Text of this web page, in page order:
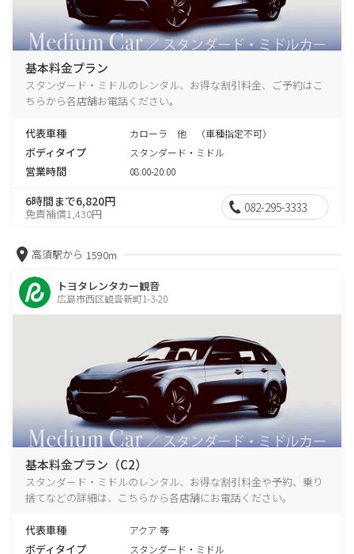
基本料金プラン
スタンダード・ミドルのレンタル、お得な割引料金、ご予約はこ
ちらから各店舗お電話ください。
代表車種 カローラ 他 （車種指定不可）
ボディタイプ スタンダード・ミドル
営業時間 08:00-20:00
6時間まで6,820円
免責補償1,430円 082-295-3333
高須駅から 1590m
トヨタレンタカー観音
広島市西区観音新町1-3-20
基本料金プラン（C2）
スタンダード・ミドルのレンタル、お得な割引料金や予約、乗り
捨てなどの詳細は、こちらから各店舗にお電話ください。
代表車種 アクア 等
ボディタイプ スタンダード・ミドル